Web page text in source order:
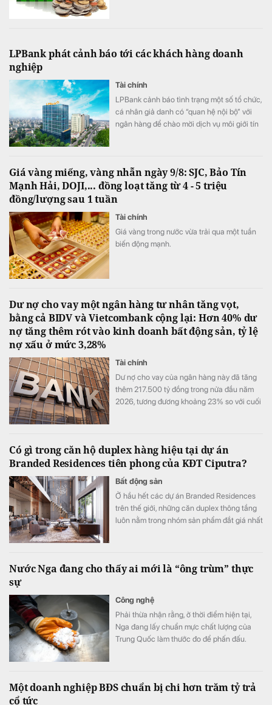
LPBank phát cảnh báo tới các khách hàng doanh
nghiệp
Tài chính
LPBank cảnh báo tình trạng một số tổ chức,
cá nhân giả danh có “quan hệ nội bộ” với
ngân hàng để chào mời dịch vụ môi giới tín
thông tin đăng nhập, mã OTP và chữ ký số.
Giá vàng miếng, vàng nhẫn ngày 9/8: SJC, Bảo Tín
Mạnh Hải, DOJI,... đồng loạt tăng từ 4 - 5 triệu
đồng/lượng sau 1 tuần
Tài chính
Giá vàng trong nước vừa trải qua một tuần
biến động mạnh.
Dư nợ cho vay một ngân hàng tư nhân tăng vọt,
bằng cả BIDV và Vietcombank cộng lại: Hơn 40% dư
nợ tăng thêm rót vào kinh doanh bất động sản, tỷ lệ
nợ xấu ở mức 3,28%
Tài chính
Dư nợ cho vay của ngân hàng này đã tăng
thêm 217.500 tỷ đồng trong nửa đầu năm
2026, tương đương khoảng 23% so với cuối
Có gì trong căn hộ duplex hàng hiệu tại dự án
Branded Residences tiên phong của KĐT Ciputra?
Bất động sản
Ở hầu hết các dự án Branded Residences
trên thế giới, những căn duplex thông tầng
luôn nằm trong nhóm sản phẩm đắt giá nhất
không gian ngoài trời riêng tư tuyệt đối.
Nước Nga đang cho thấy ai mới là “ông trùm” thực
sự
Công nghệ
Phải thừa nhận rằng, ở thời điểm hiện tại,
Nga đang lấy chuẩn mực chất lượng của
Trung Quốc làm thước đo để phấn đấu.
Một doanh nghiệp BĐS chuẩn bị chi hơn trăm tỷ trả
cổ tức